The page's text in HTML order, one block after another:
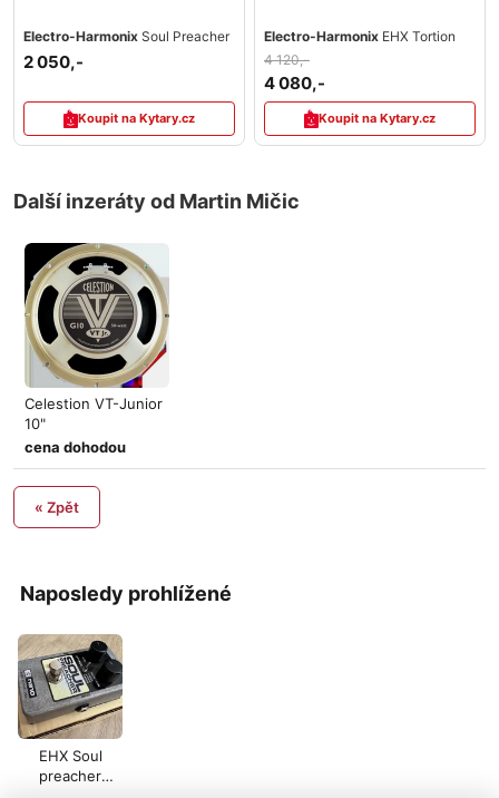
Naposledy prohlížené
EHX Soul
preacher
Electro-Harmonix Soul Preacher
2 050,-
Koupit na Kytary.cz
Electro-Harmonix EHX Tortion
4 120,-
4 080,-
Koupit na Kytary.cz
Další inzeráty od Martin Mičic
Celestion VT-Junior
10"
cena dohodou
« Zpět